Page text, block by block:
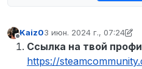
Не в сети
Kaiz03 июн. 2024 г., 07:24
отредактировано Kaiz0
Ссылка на твой
https://